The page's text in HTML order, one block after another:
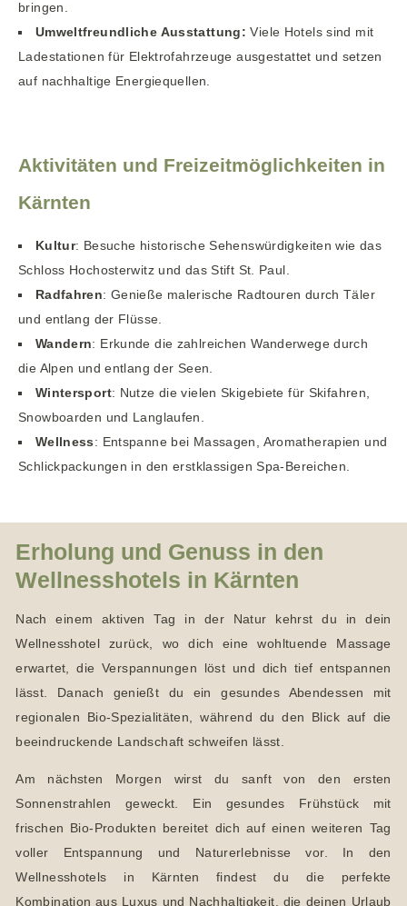
bringen.
Umweltfreundliche Ausstattung: Viele Hotels sind mit
Ladestationen für Elektrofahrzeuge ausgestattet und setzen
auf nachhaltige Energiequellen.
Aktivitäten und Freizeitmöglichkeiten in
Kärnten
Kultur: Besuche historische Sehenswürdigkeiten wie das
Schloss Hochosterwitz und das Stift St. Paul.
Radfahren: Genieße malerische Radtouren durch Täler
und entlang der Flüsse.
Wandern: Erkunde die zahlreichen Wanderwege durch
die Alpen und entlang der Seen.
Wintersport: Nutze die vielen Skigebiete für Skifahren,
Snowboarden und Langlaufen.
Wellness : Entspanne bei Massagen, Aromatherapien und
Schlickpackungen in den erstklassigen Spa-Bereichen.
Erholung und Genuss in den
Wellnesshotels in Kärnten
Nach einem aktiven Tag in der Natur kehrst du in dein
Wellnesshotel zurück, wo dich eine wohltuende Massage
erwartet, die Verspannungen löst und dich tief entspannen
lässt. Danach genießt du ein gesundes Abendessen mit
regionalen Bio-Spezialitäten, während du den Blick auf die
beeindruckende Landschaft schweifen lässt.
Am nächsten Morgen wirst du sanft von den ersten
Sonnenstrahlen geweckt. Ein gesundes Frühstück mit
frischen Bio-Produkten bereitet dich auf einen weiteren Tag
voller Entspannung und Naturerlebnisse vor. In den
Wellnesshotels in Kärnten findest du die perfekte
Kombination aus Luxus und Nachhaltigkeit, die deinen Urlaub